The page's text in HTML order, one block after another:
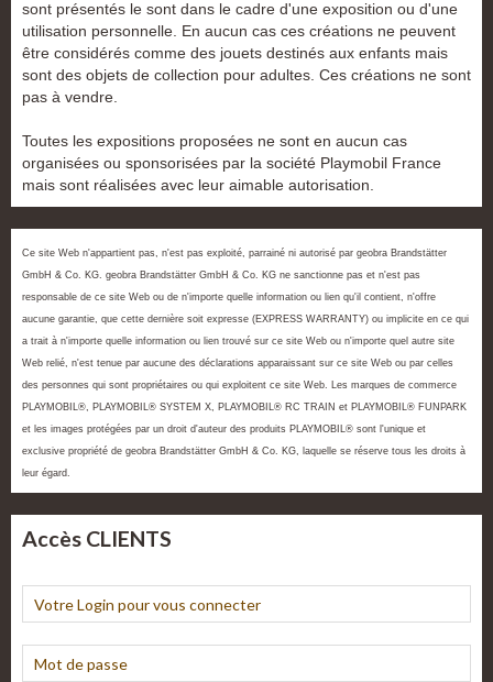
sont présentés le sont dans le cadre d'une exposition ou d'une
utilisation personnelle. En aucun cas ces créations ne peuvent
être considérés comme des jouets destinés aux enfants mais
sont des objets de collection pour adultes. Ces créations ne sont
pas à vendre.
Toutes les expositions proposées ne sont en aucun cas
organisées ou sponsorisées par la société Playmobil France
mais sont réalisées avec leur aimable autorisation.
Ce site Web n'appartient pas, n'est pas exploité, parrainé ni autorisé par geobra Brandstätter
GmbH & Co. KG. geobra Brandstätter GmbH & Co. KG ne sanctionne pas et n'est pas
responsable de ce site Web ou de n'importe quelle information ou lien qu'il contient, n'offre
aucune garantie, que cette dernière soit expresse (EXPRESS WARRANTY) ou implicite en ce qui
a trait à n'importe quelle information ou lien trouvé sur ce site Web ou n'importe quel autre site
Web relié, n'est tenue par aucune des déclarations apparaissant sur ce site Web ou par celles
des personnes qui sont propriétaires ou qui exploitent ce site Web. Les marques de commerce
PLAYMOBIL®, PLAYMOBIL® SYSTEM X, PLAYMOBIL® RC TRAIN et PLAYMOBIL® FUNPARK
et les images protégées par un droit d'auteur des produits PLAYMOBIL® sont l'unique et
exclusive propriété de geobra Brandstätter GmbH & Co. KG, laquelle se réserve tous les droits à
leur égard.
Accès CLIENTS